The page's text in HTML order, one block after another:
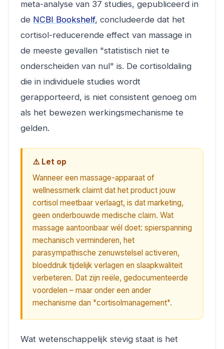
meta-analyse van 37 studies, gepubliceerd in
de NCBI Bookshelf, concludeerde dat het
cortisol-reducerende effect van massage in
de meeste gevallen "statistisch niet te
onderscheiden van nul" is. De cortisoldaling
die in individuele studies wordt
gerapporteerd, is niet consistent genoeg om
als het bewezen werkingsmechanisme te
gelden.
⚠️ Let op
Wanneer een massage-apparaat of
wellnessmerk claimt dat het product jouw
cortisol meetbaar verlaagt, is dat marketing,
geen onderbouwde medische claim. Wat
massage aantoonbaar wél doet: spierspanning
mechanisch verminderen, het
parasympathische zenuwstelsel activeren,
bloeddruk tijdelijk verlagen en slaapkwaliteit
verbeteren. Dat zijn reële, gedocumenteerde
voordelen – maar onder een ander
mechanisme dan "cortisolmanagement".
Wat wetenschappelijk stevig staat is het